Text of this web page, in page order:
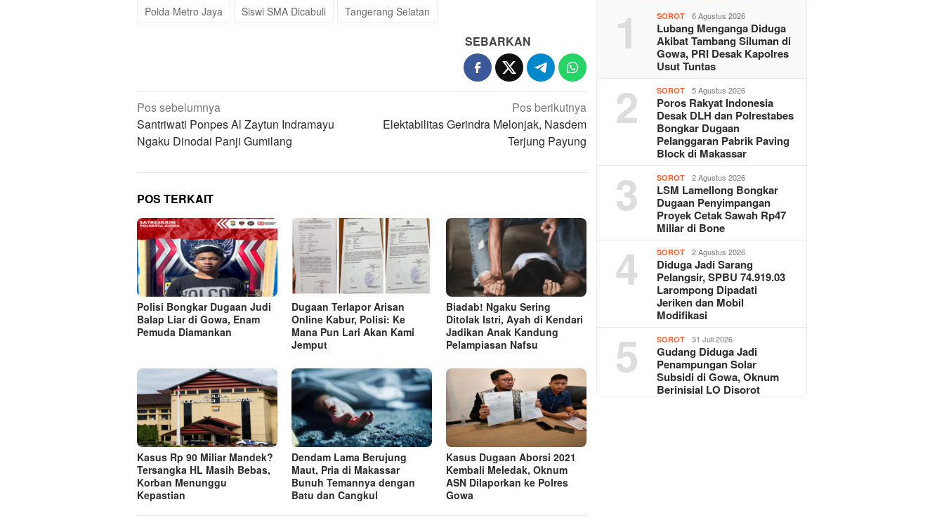
Polda Metro Jaya
Siswi SMA Dicabuli Tangerang Selatan
SEBARKAN
Navigasi
pos
Pos sebelumnya
Santriwati Ponpes Al Zaytun Indramayu
Ngaku Dinodai Panji Gumilang
Pos berikutnya
Elektabilitas Gerindra Melonjak, Nasdem
Terjung Payung
POS TERKAIT
Polisi Bongkar Dugaan Judi
Balap Liar di Gowa, Enam
Pemuda Diamankan
Dugaan Terlapor Arisan
Online Kabur, Polisi: Ke
Mana Pun Lari Akan Kami
Jemput
Biadab! Ngaku Sering
Ditolak Istri, Ayah di Kendari
Jadikan Anak Kandung
Pelampiasan Nafsu
Kasus Rp 90 Miliar Mandek?
Tersangka HL Masih Bebas,
Korban Menunggu
Kepastian
Dendam Lama Berujung
Maut, Pria di Makassar
Bunuh Temannya dengan
Batu dan Cangkul
Kasus Dugaan Aborsi 2021
Kembali Meledak, Oknum
ASN Dilaporkan ke Polres
Gowa
1 SOROT 6 Agustus 2026
Lubang Menganga Diduga
Akibat Tambang Siluman di
Gowa, PRI Desak Kapolres
Usut Tuntas
2 SOROT 5 Agustus 2026
Poros Rakyat Indonesia
Desak DLH dan Polrestabes
Bongkar Dugaan
Pelanggaran Pabrik Paving
Block di Makassar
3 SOROT 2 Agustus 2026
LSM Lamellong Bongkar
Dugaan Penyimpangan
Proyek Cetak Sawah Rp47
Miliar di Bone
4 SOROT 2 Agustus 2026
Diduga Jadi Sarang
Pelangsir, SPBU 74.919.03
Larompong Dipadati
Jeriken dan Mobil
Modifikasi
5 SOROT 31 Juli 2026
Gudang Diduga Jadi
Penampungan Solar
Subsidi di Gowa, Oknum
Berinisial LO Disorot